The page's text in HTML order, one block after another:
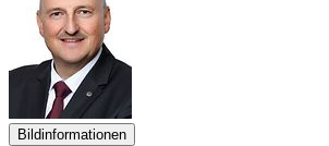
Bildinformationen